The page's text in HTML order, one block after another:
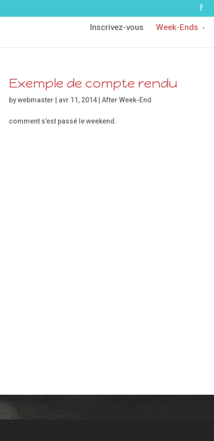
Inscrivez-vous Week-Ends
Exemple de compte rendu
bywebmaster | avr 11, 2014 | After Week-End
comment s’est passé le weekend.